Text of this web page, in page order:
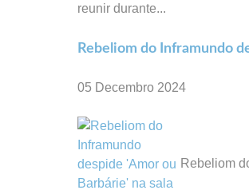
reunir durante...
Rebeliom do Inframundo
05 Decembro 2024
Rebeliom